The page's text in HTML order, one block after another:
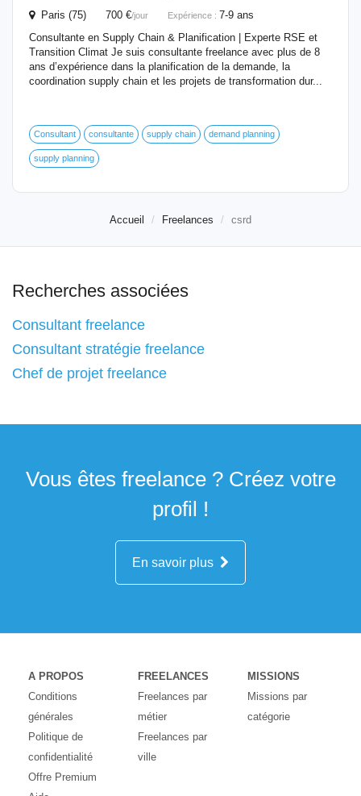
Paris (75) 700 €/jour Expérience : 7-9 ans
Consultante en Supply Chain & Planification | Experte RSE et
Transition Climat Je suis consultante freelance avec plus de 8
ans d’expérience dans la planification de la demande, la
coordination supply chain et les projets de transformation dur...
Consultant consultante supply chain demand planning
supply planning
Accueil Freelances csrd
Recherches associées
Consultant freelance
Consultant stratégie freelance
Chef de projet freelance
Vous êtes freelance ? Créez votre
profil !
En savoir plus
A PROPOS
Conditions
générales
Politique de
confidentialité
Offre Premium
FREELANCES
Freelances par
métier
Freelances par
ville
MISSIONS
Missions par
catégorie